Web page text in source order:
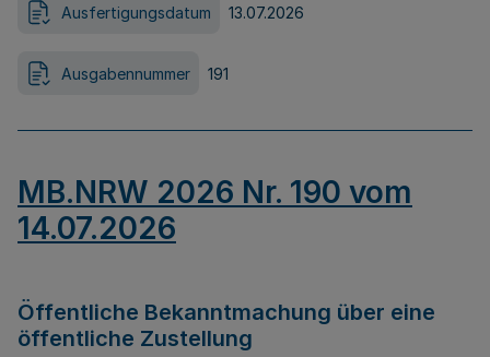
Ausfertigungsdatum 13.07.2026
Ausgabennummer 191
MB.NRW 2026 Nr. 190 vom
14.07.2026
Öffentliche Bekanntmachung über eine
öffentliche Zustellung